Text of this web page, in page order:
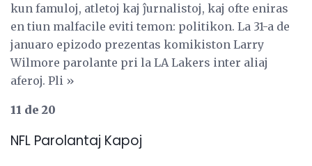
kun famuloj, atletoj kaj ĵurnalistoj, kaj ofte eniras
en tiun malfacile eviti temon: politikon. La 31-a de
januaro epizodo prezentas komikiston Larry
Wilmore parolante pri la LA Lakers inter aliaj
aferoj. Pli »
11 de 20
NFL Parolantaj Kapoj